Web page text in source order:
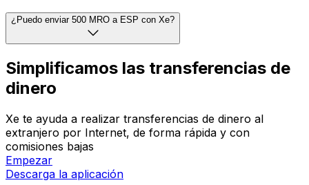
¿Puedo enviar 500 MRO a ESP con Xe?
Simplificamos las transferencias de
dinero
Xe te ayuda a realizar transferencias de dinero al
extranjero por Internet, de forma rápida y con
comisiones bajas
Empezar
Descarga la aplicación